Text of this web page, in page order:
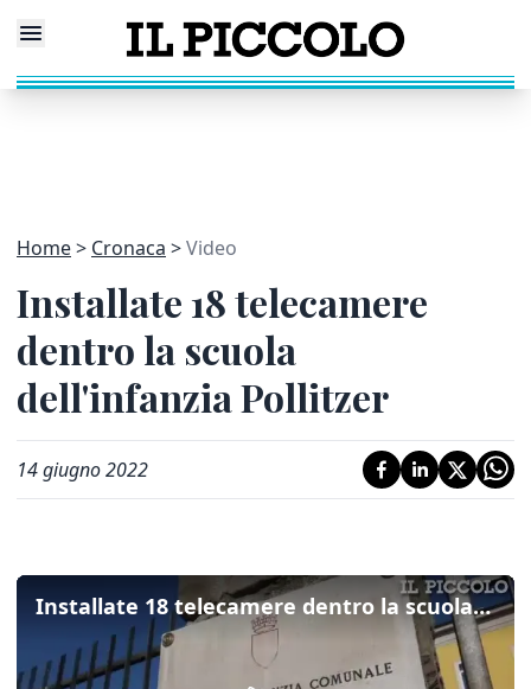
Home Cronaca Video
Installate 18 telecamere
dentro la scuola
dell'infanzia Pollitzer
14 giugno 2022
Installate 18 telecamere dentro la scuola dell'infanzia Pollitzer